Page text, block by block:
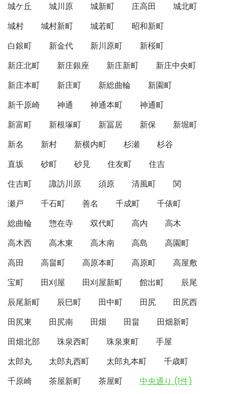
城ケ丘
城川原 城新町 庄高田
城北町
城村
城村新町 城若町
昭和新町
白銀町
新金代 新川原町
新桜町
新庄北町
新庄銀座 新庄新町
新庄中央町
新庄本町
新庄町 新総曲輪
新園町
新千原崎
神通 神通本町
神通町
新富町
新根塚町 新冨居 新保
新堀町
新名
新村 新横内町 杉瀬
杉谷
直坂
砂町 砂見 住友町
住吉
住吉町
諏訪川原 須原 清風町
関
瀬戸
千石町 善名 千成町
千俵町
総曲輪
惣在寺 双代町 高内
高木
高木西
高木東 高木南 高島
高園町
高田
高畠町 高原本町 高原町
高屋敷
宝町
田刈屋 田刈屋新町 館出町
辰尾
辰尾新町
辰巳町 田中町 田尻
田尻西
田尻東
田尻南 田畑 田畠
田畑新町
田畑北部
珠泉西町 珠泉東町
手屋
太郎丸
太郎丸西町 太郎丸本町
千歳町
千原崎
茶屋新町 茶屋町
中央通り (1件)